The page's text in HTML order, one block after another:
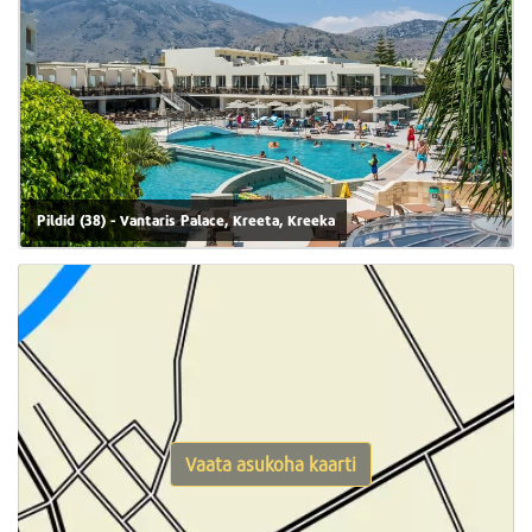
Pildid (38) - Vantaris Palace, Kreeta, Kreeka
Vaata asukoha kaarti